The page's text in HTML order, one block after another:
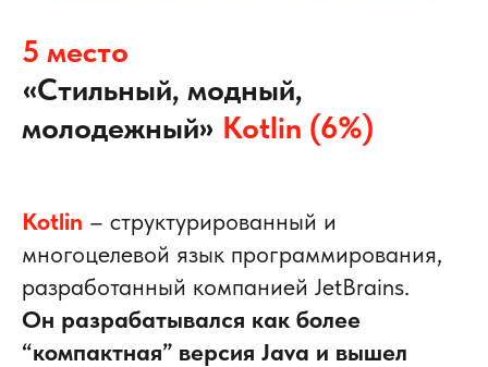
5 место
«Стильный, модный,
молодежный» Kotlin (6%)
Kotlin – структурированный и
многоцелевой язык программирования,
разработанный компанией JetBrains.
Он разрабатывался как более
“компактная” версия Java и вышел